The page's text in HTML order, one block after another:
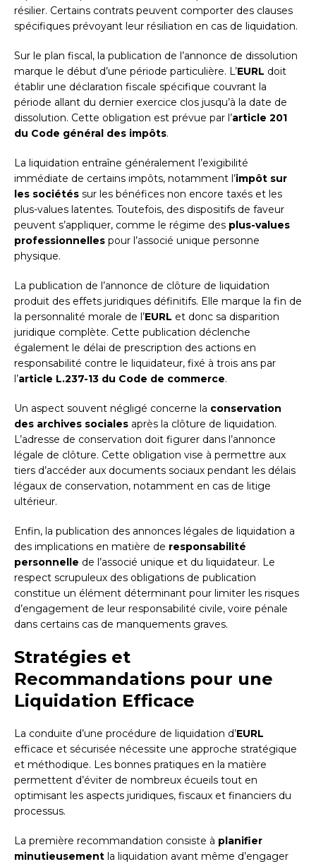
résilier. Certains contrats peuvent comporter des clauses
spécifiques prévoyant leur résiliation en cas de liquidation.
Sur le plan fiscal, la publication de l’annonce de dissolution
marque le début d’une période particulière. L’EURL doit
établir une déclaration fiscale spécifique couvrant la
période allant du dernier exercice clos jusqu’à la date de
dissolution. Cette obligation est prévue par l’article 201
du Code général des impôts.
La liquidation entraîne généralement l’exigibilité
immédiate de certains impôts, notamment l’impôt sur
les sociétés sur les bénéfices non encore taxés et les
plus-values latentes. Toutefois, des dispositifs de faveur
peuvent s’appliquer, comme le régime des plus-values
professionnelles pour l’associé unique personne
physique.
La publication de l’annonce de clôture de liquidation
produit des effets juridiques définitifs. Elle marque la fin de
la personnalité morale de l’EURL et donc sa disparition
juridique complète. Cette publication déclenche
également le délai de prescription des actions en
responsabilité contre le liquidateur, fixé à trois ans par
l’article L.237-13 du Code de commerce.
Un aspect souvent négligé concerne la conservation
des archives sociales après la clôture de liquidation.
L’adresse de conservation doit figurer dans l’annonce
légale de clôture. Cette obligation vise à permettre aux
tiers d’accéder aux documents sociaux pendant les délais
légaux de conservation, notamment en cas de litige
ultérieur.
Enfin, la publication des annonces légales de liquidation a
des implications en matière de responsabilité
personnelle de l’associé unique et du liquidateur. Le
respect scrupuleux des obligations de publication
constitue un élément déterminant pour limiter les risques
d’engagement de leur responsabilité civile, voire pénale
dans certains cas de manquements graves.
Stratégies et
Recommandations pour une
Liquidation Efficace
La conduite d’une procédure de liquidation d’EURL
efficace et sécurisée nécessite une approche stratégique
et méthodique. Les bonnes pratiques en la matière
permettent d’éviter de nombreux écueils tout en
optimisant les aspects juridiques, fiscaux et financiers du
processus.
La première recommandation consiste à planifier
minutieusement la liquidation avant même d’engager